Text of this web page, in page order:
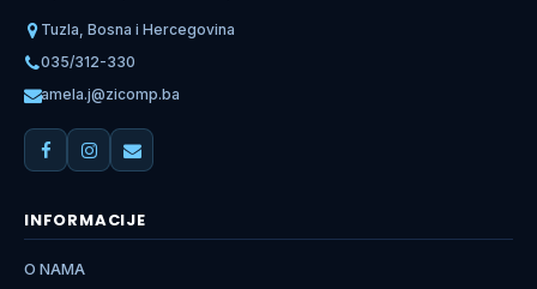
Tuzla, Bosna i Hercegovina
035/312-330
amela.j@zicomp.ba
INFORMACIJE
O NAMA